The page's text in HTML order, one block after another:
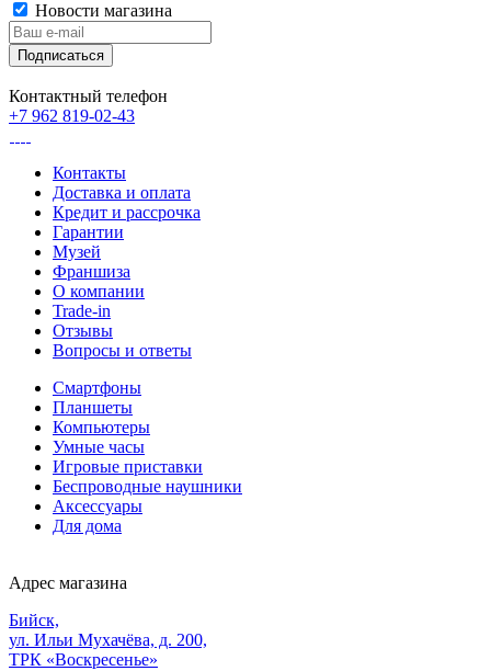
Новости магазина
Контактный телефон
+7 962 819-02-43
Контакты
Доставка и оплата
Кредит и рассрочка
Гарантии
Музей
Франшиза
О компании
Trade-in
Отзывы
Вопросы и ответы
Смартфоны
Планшеты
Компьютеры
Умные часы
Игровые приставки
Беспроводные наушники
Аксессуары
Для дома
Адрес магазина
Бийск,
ул. Ильи Мухачёва, д. 200,
ТРК «Воскресенье»